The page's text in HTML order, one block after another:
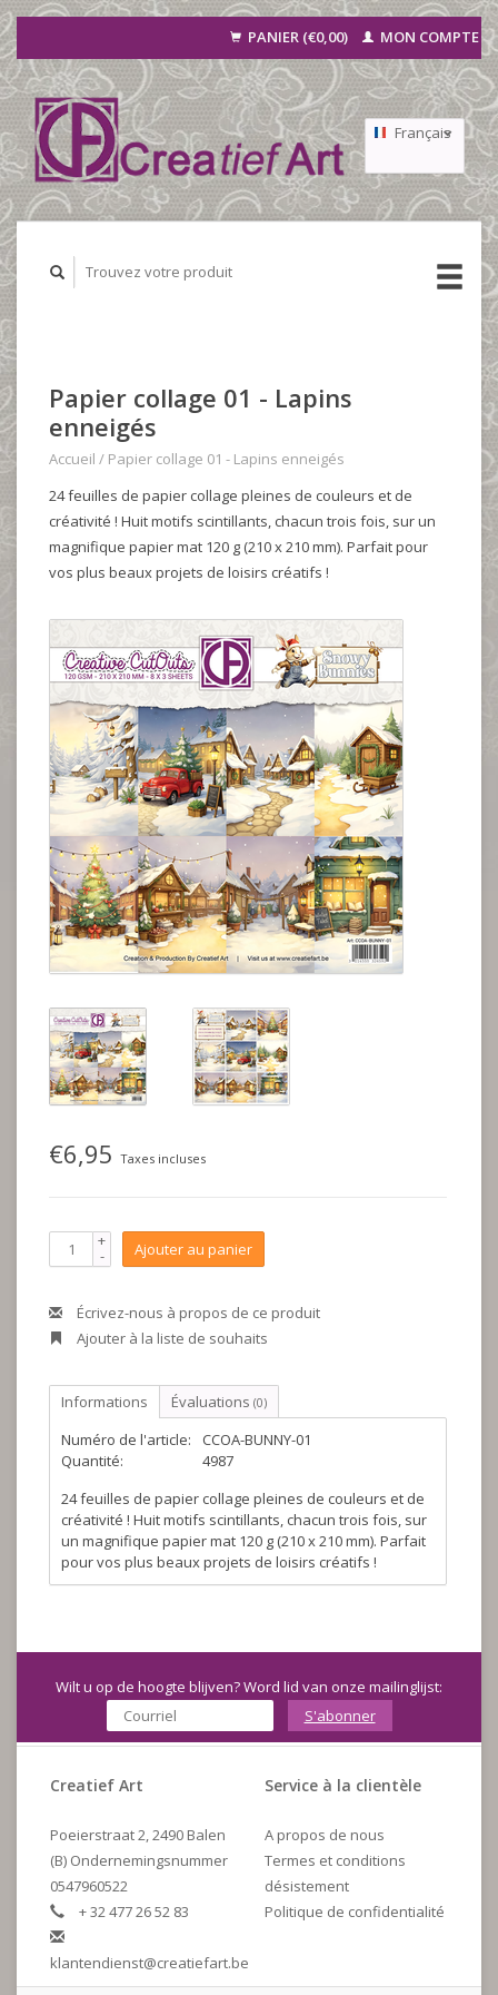
PANIER (€0,00) MON COMPTE
Français
Nederlands
Papier collage 01 - Lapins
enneigés
Accueil / Papier collage 01 - Lapins enneigés
24 feuilles de papier collage pleines de couleurs et de
créativité ! Huit motifs scintillants, chacun trois fois, sur un
magnifique papier mat 120 g (210 x 210 mm). Parfait pour
vos plus beaux projets de loisirs créatifs !
€6,95 Taxes incluses
+
- Ajouter au panier
Écrivez-nous à propos de ce produit
Ajouter à la liste de souhaits
Informations Évaluations (0)
Numéro de l'article:
CCOA-BUNNY-01
Quantité:
4987
24 feuilles de papier collage pleines de couleurs et de
créativité ! Huit motifs scintillants, chacun trois fois, sur
un magnifique papier mat 120 g (210 x 210 mm). Parfait
pour vos plus beaux projets de loisirs créatifs !
Wilt u op de hoogte blijven? Word lid van onze mailinglijst:
S'abonner
Creatief Art
Poeierstraat 2, 2490 Balen
(B) Ondernemingsnummer
0547960522
+ 32 477 26 52 83
klantendienst@creatiefart.be
Service à la clientèle
A propos de nous
Termes et conditions
désistement
Politique de confidentialité